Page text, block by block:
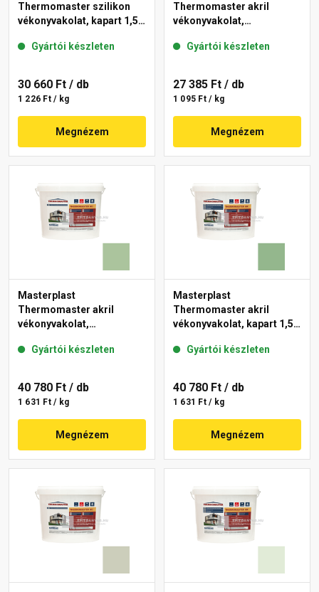
Thermomaster szilikon
vékonyvakolat, kapart 1,5
Gyártói készleten
30 660 Ft / db
1 226 Ft / kg
Megnézem
Thermomaster akril
vékonyvakolat,
45-E 25 kg
Gyártói készleten
27 385 Ft / db
1 095 Ft / kg
Megnézem
Masterplast
Thermomaster akril
vékonyvakolat,
41-C 25 kg
Gyártói készleten
40 780 Ft / db
1 631 Ft / kg
Megnézem
Masterplast
Thermomaster akril
vékonyvakolat, kapart 1,5
Gyártói készleten
40 780 Ft / db
1 631 Ft / kg
Megnézem